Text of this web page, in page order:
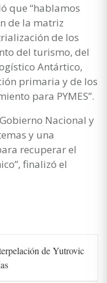
que “hablamos
de la matriz
de los
del turismo, del
Antártico,
primaria y de los
para PYMES”.
Nacional y
y una
recuperar el
finalizó el
de Yutrovic